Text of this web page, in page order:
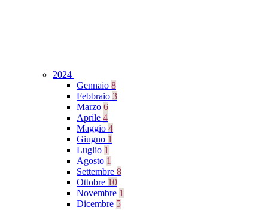
2024
Gennaio 8
Febbraio 3
Marzo 6
Aprile 4
Maggio 4
Giugno 1
Luglio 1
Agosto 1
Settembre 8
Ottobre 10
Novembre 1
Dicembre 5